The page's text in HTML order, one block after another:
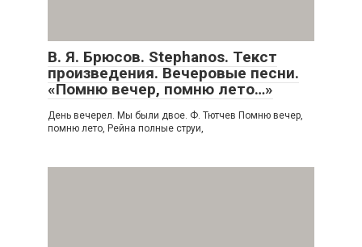
В. Я. Брюсов. Stephanos. Текст
произведения. Вечеровые песни.
«Помню вечер, помню лето…»
День вечерел. Мы были двое. Ф. Тютчев Помню вечер,
помню лето, Рейна полные струи,